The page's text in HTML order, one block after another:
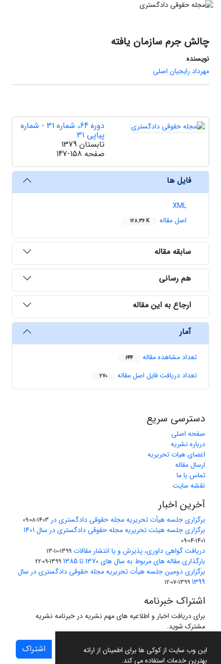
این وب سایت از کوکی ها برای اطمینان از ارائه
بهترین خدمات استفاده می کند.
چالش جرم سازمان یافته
نویسنده
مهرداد رایجیان اصلی
دوره 64، شماره 31 - شماره
پیاپی 31
تابستان 1379
صفحه 147-158
فایل ها
XML
اصل مقاله
128.36 K
سابقه مقاله
هم رسانی
ارجاع به این مقاله
آمار
تعداد مشاهده مقاله 644
تعداد دریافت فایل اصل مقاله 270
دسترسی سریع
صفحه اصلی
درباره نشریه
اعضای هیات تحریریه
ارسال مقاله
تماس با ما
نقشه سایت
آخرین اخبار
برگزاری جلسه هیأت تحریریه مجله حقوقی دادگستری در 1403-08-09
برگزاری جلسه هیئت تحریریه مجله حقوقی دادگستری در سال 1401
1401-04-09
دریافت گواهی داوری، پذیرش و یا انتشار مقالات 1399-10-13
بارگذاری مقاله های مربوط به سال های 1370 تا 1385 1399-09-22
برگزاری دومین جلسه هیأت تحریریه مجله حقوقی دادگستری در سال
1399
1399-07-12
اشتراک خبرنامه
برای دریافت اخبار و اطلاعیه های مهم نشریه در خبرنامه نشریه
مشترک شوید.
اشتراک